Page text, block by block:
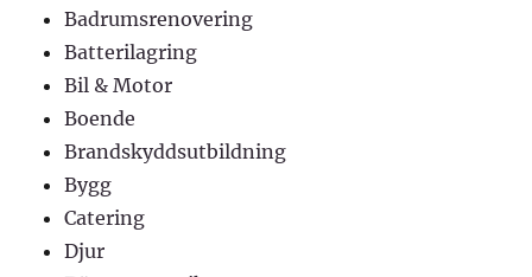
Badrumsrenovering
Batterilagring
Bil & Motor
Boende
Brandskyddsutbildning
Bygg
Catering
Djur